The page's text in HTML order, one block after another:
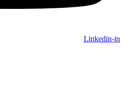
Linkedin-in